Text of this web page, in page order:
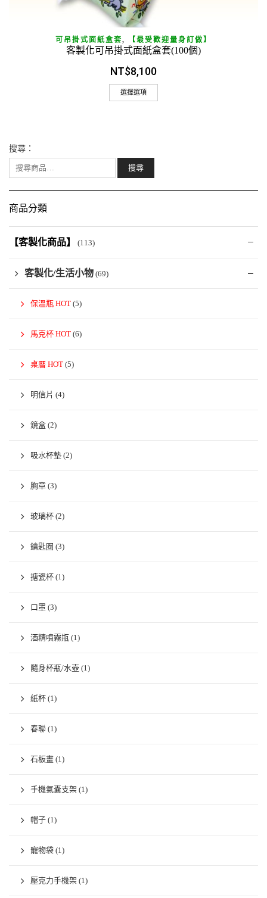
可吊掛式面紙盒套, 【最受歡迎量身訂做】
客製化可吊掛式面紙盒套(100個)
NT$8,100
選擇選項
搜尋：
商品分類
【客製化商品】 (113)
客製化/生活小物 (69)
保溫瓶 HOT (5)
馬克杯 HOT (6)
桌曆 HOT (5)
明信片 (4)
鏡盒 (2)
吸水杯墊 (2)
胸章 (3)
玻璃杯 (2)
鑰匙圈 (3)
搪瓷杯 (1)
口罩 (3)
酒精噴霧瓶 (1)
隨身杯瓶/水壺 (1)
紙杯 (1)
春聯 (1)
石板畫 (1)
手機氣囊支架 (1)
帽子 (1)
寵物袋 (1)
壓克力手機架 (1)